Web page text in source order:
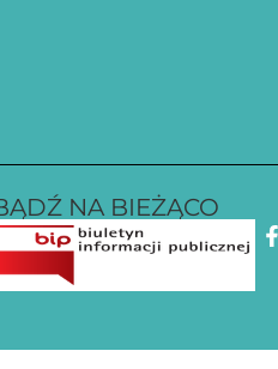
NA BIEŻĄCO